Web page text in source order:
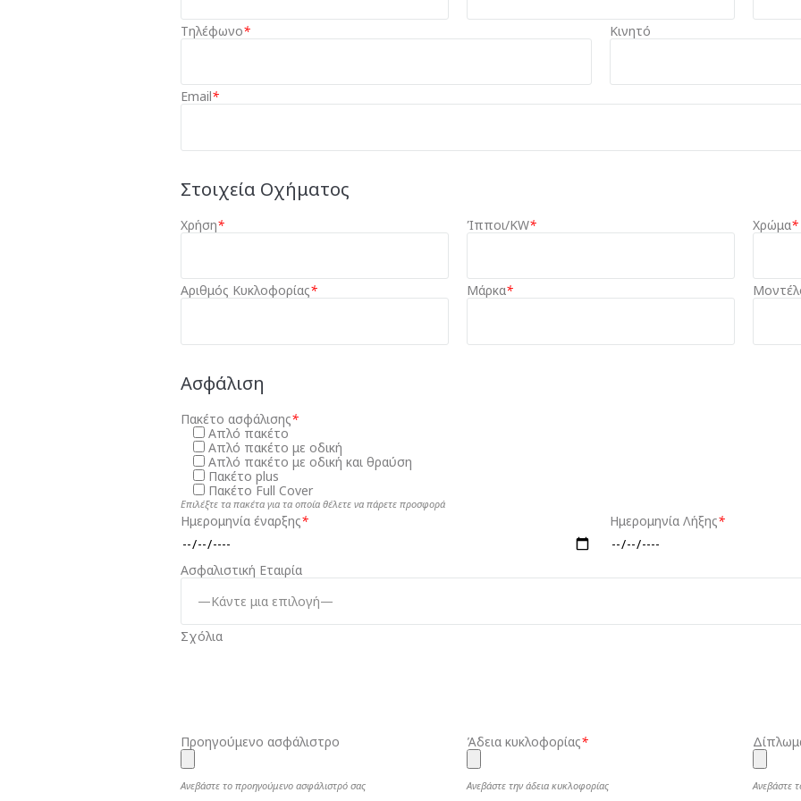
Τηλέφωνο* Κινητό
Email*
Στοιχεία Οχήματος
Χρήση* Ίπποι/KW* Χρώμα*
Αριθμός Κυκλοφορίας* Μάρκα*
Ασφάλιση
Πακέτο ασφάλισης*
Απλό πακέτο
Απλό πακέτο με οδική
Απλό πακέτο με οδική και θραύση
Πακέτο plus
Πακέτο Full Cover
Επιλέξτε τα πακέτα για τα οποία θέλετε να πάρετε προσφορά
Ημερομηνία έναρξης* Ημερομηνία Λήξης*
Ασφαλιστική Εταιρία
Σχόλια
Προηγούμενο ασφάλιστρο
Ανεβάστε το προηγούμενο ασφάλιστρό σας
Άδεια κυκλοφορίας*
Ανεβάστε την άδεια κυκλοφορίας Ανεβάστε